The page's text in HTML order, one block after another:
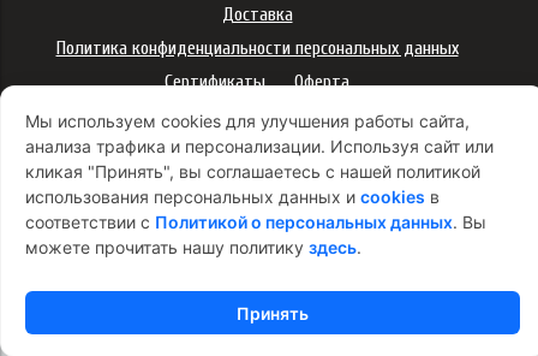
Мы используем cookies для улучшения работы сайта,
анализа трафика и персонализации. Используя сайт или
кликая "Принять", вы соглашаетесь с нашей политикой
использования персональных данных и cookies в
соответствии с Политикой о персональных данных. Вы
можете прочитать нашу политику здесь.
Принять
Доставка
Политика конфиденциальности персональных данных
Сертификаты
Оферта
Правила использования подарочных карт
Правила ухода за одеждой
Политика платежей
Условия использования Cookie-файлов
Согласие на рекламную рассылку